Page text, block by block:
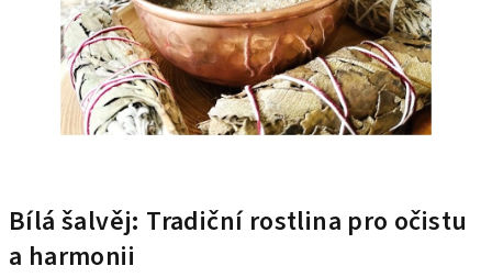
Bílá šalvěj: Tradiční rostlina pro očistu
a harmonii